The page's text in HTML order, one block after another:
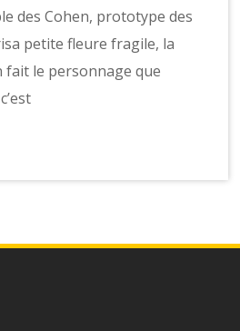
des Cohen, prototype des
petite fleure fragile, la
le personnage que